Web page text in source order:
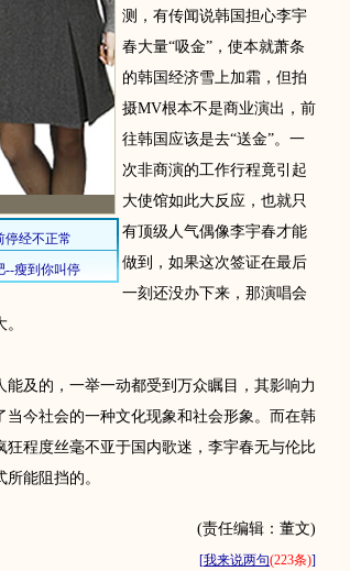
测，有传闻说韩国担心李宇
春大量“吸金”，使本就萧条
的韩国经济雪上加霜，但拍
摄MV根本不是商业演出，前
往韩国应该是去“送金”。一
次非商演的工作行程竟引起
大使馆如此大反应，也就只
有顶级人气偶像李宇春才能
做到，如果这次签证在最后
一刻还没办下来，那演唱会
及的，一举一动都受到万众瞩目，其影响力
今社会的一种文化现象和社会形象。而在韩
程度丝毫不亚于国内歌迷，李宇春无与伦比
能阻挡的。
(责任编辑：董文)
[我来说两句(223条)]